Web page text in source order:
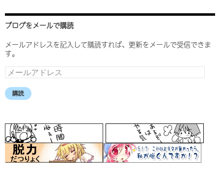
ブログをメールで購読
メールアドレスを記入して購読すれば、更新をメールで受信できま
す。
メ
ー
ル
ア
ス
購読